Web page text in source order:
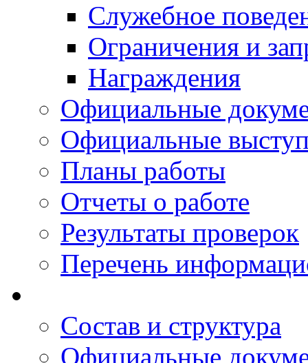
Служебное
Ограничения и
Награждения
Официальные
Официальные
Планы работы
Отчеты о работе
Результаты проверок
Перечень
Состав и структура
Официальные